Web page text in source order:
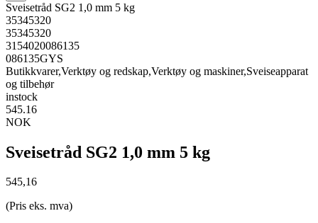
Sveisetråd SG2 1,0 mm 5 kg
35345320
35345320
3154020086135
086135GYS
Butikkvarer,Verktøy og redskap,Verktøy og maskiner,Sveiseapparat
og tilbehør
instock
545.16
NOK
Sveisetråd SG2 1,0 mm 5 kg
545,16
(Pris eks. mva)